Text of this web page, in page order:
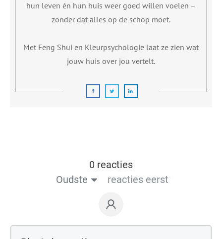
hun leven én hun huis weer goed willen voelen –
zonder dat alles op de schop moet.
Met Feng Shui en Kleurpsychologie laat ze zien wat
jouw huis over jou vertelt.
0 reacties
Oudste
reacties eerst